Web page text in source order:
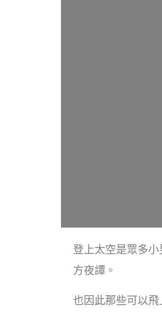
登上太空是眾多
方夜譚。
也因此那些可以